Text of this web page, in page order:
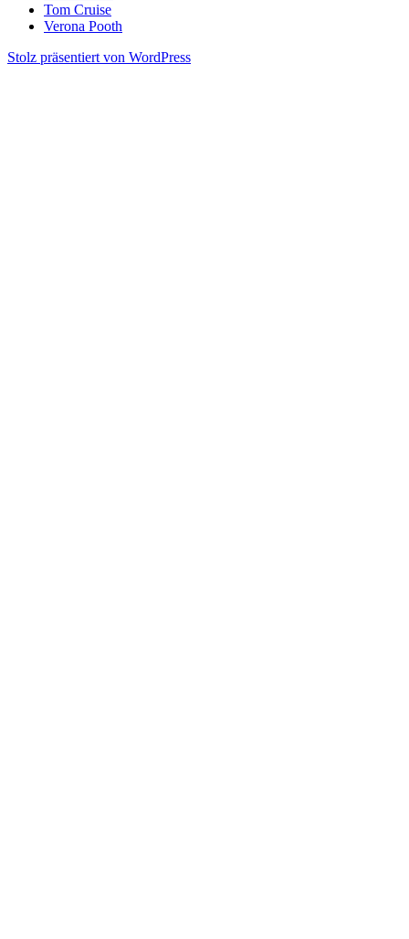
Tom Cruise
Verona Pooth
Stolz präsentiert von WordPress